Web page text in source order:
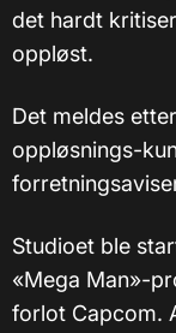
det hardt
oppløst.
Det meldes
oppløsnings-
Studioet ble
«Mega Man»-
forlot Capcom.